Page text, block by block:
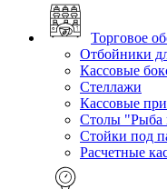
Торговое
Отбойники
Кассовые
Стеллажи
Кассовые
Столы "Рыба
Стойки под
Расчетные